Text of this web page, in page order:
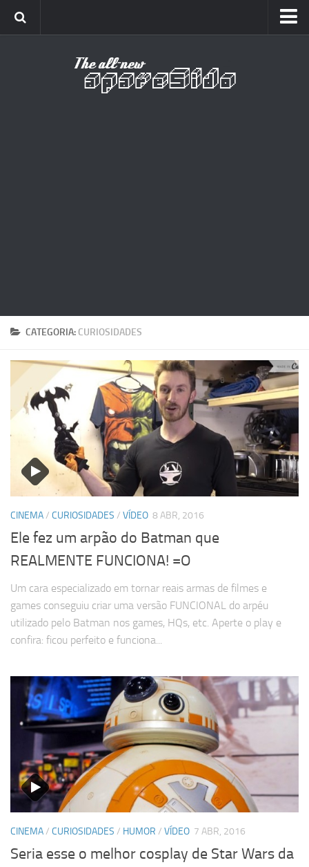
CATEGORIA: CURIOSIDADES
CINEMA/ CURIOSIDADES / VÍDEO 8 ABR, 2016
Ele fez um arpão do Batman que
REALMENTE FUNCIONA! =O
Um cara especializado em tornar reais armas de filmes e
games conseguiu criar uma versão FUNCIONAL do arpéu
utilizado pelo Batman nos games, HQs, etc. Aperte o play e
confira: ficou perfeito e funciona...
CINEMA/ CURIOSIDADES / HUMOR / VÍDEO 7 ABR, 2016
Seria esse o melhor cosplay de Star Wars da